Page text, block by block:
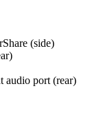
(side)
audio port (rear)